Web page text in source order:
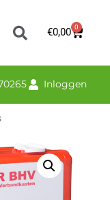
€0,00 0
Inloggen